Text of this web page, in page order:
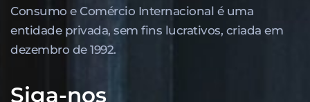
Consumo e Comércio Internacional é uma
entidade privada, sem fins lucrativos, criada em
dezembro de 1992.
Siga-nos